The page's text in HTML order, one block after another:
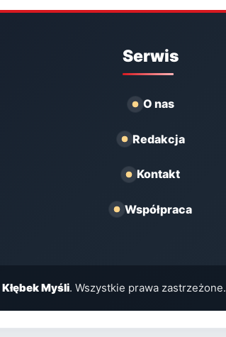
Serwis
O nas
Redakcja
Kontakt
Współpraca
Kłębek Myśli. Wszystkie prawa zastrzeżone.